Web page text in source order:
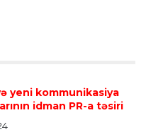
yeni kommunikasiya
idman PR-a təsiri